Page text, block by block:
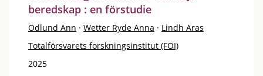
beredskap : en förstudie
Ödlund Ann · Wetter Ryde Anna · Lindh Aras
Totalförsvarets forskningsinstitut (FOI)
2025